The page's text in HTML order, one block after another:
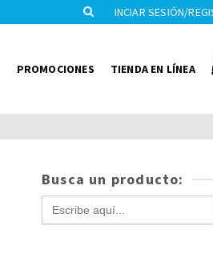
INCIAR SESIÓN/
PROMOCIONES TIENDA EN LÍNEA
Busca un producto:
Buscar: